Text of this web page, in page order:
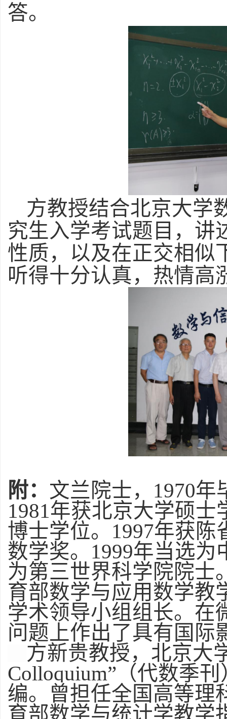
答。
方教授结合北京大学
究生入学考试题目，讲
性质，以及在正交相似
听得十分认真，热情高
附： 文兰院士， 1970年
1981年获北京大学硕士
博士学位。 1997年获陈
数学奖。 1999年当选为
为第三世界科学院院士
育部数学与应用数学教
学术领导小组组长。在
问题上作出了具有国际
方新贵教授，北京大
Colloquium”（代数季
编。曾担任全国高等理
育部数学与统计学教学